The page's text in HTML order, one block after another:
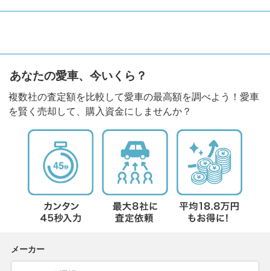
あなたの愛車、今いくら？
複数社の査定額を比較して愛車の最高額を調べよう！愛車
を賢く売却して、購入資金にしませんか？
メーカー